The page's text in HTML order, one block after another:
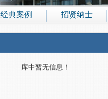
经典案例 招贤纳士
库中暂无信息！